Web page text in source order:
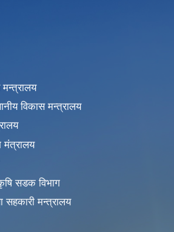
मन्त्रालय
विकास मन्त्रालय
मंत्रालय
सडक विभाग
सहकारी मन्त्रालय